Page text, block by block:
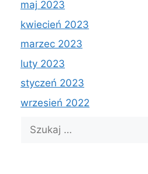
maj 2023
kwiecień 2023
marzec 2023
luty 2023
styczeń 2023
wrzesień 2022